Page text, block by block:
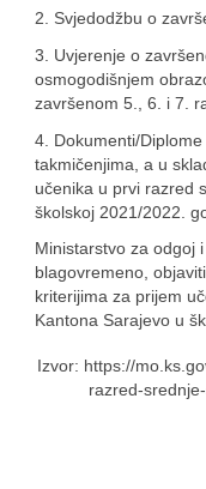
2. Svjedodžbu o
3. Uvjerenje o
osmogodišnjem
završenom 5., 6. i 7.
4. Dokumenti/
takmičenjima, a u
učenika u prvi razred
školskoj 2021/2022.
Ministarstvo za odgoj
blagovremeno,
kriterijima za prijem
Kantona Sarajevo u
Izvor: https://
razred-